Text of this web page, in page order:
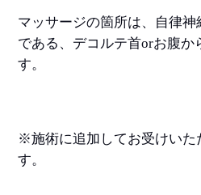
マッサージの箇所は、自律
である、デコルテ首orお腹か
す。
※施術に追加してお受けい
す。